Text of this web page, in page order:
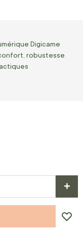
Digicame
robustesse
+